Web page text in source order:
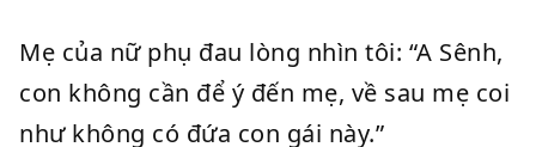
Mẹ của nữ phụ đau lòng nhìn tôi: “A Sênh,
con không cần để ý đến mẹ, về sau mẹ coi
như không có đứa con gái này.”